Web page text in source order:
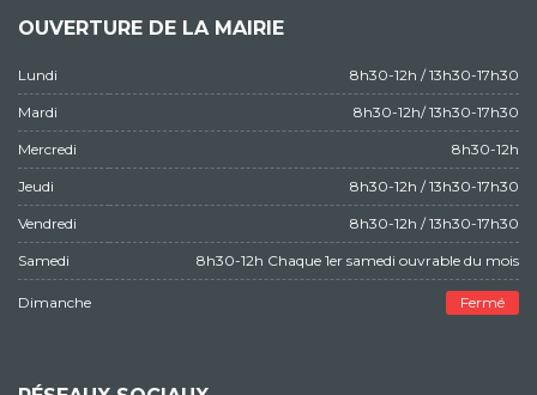
OUVERTURE DE LA MAIRIE
Lundi 8h30-12h / 13h30-17h30
Mardi 8h30-12h/ 13h30-17h30
Mercredi 8h30-12h
Jeudi 8h30-12h / 13h30-17h30
Vendredi 8h30-12h / 13h30-17h30
Samedi 8h30-12h Chaque 1er samedi ouvrable du mois
Dimanche Fermé